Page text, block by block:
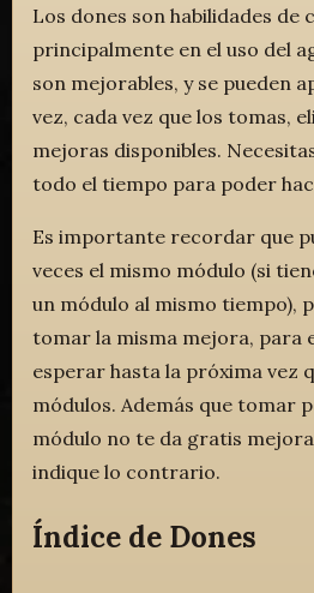
Los dones son habilidades de
principalmente en el uso del
son mejorables, y se pueden
vez, cada vez que los tomas,
mejoras disponibles.
todo el tiempo para poder
Es importante recordar que
veces el mismo módulo (si
un módulo al mismo tiempo),
tomar la misma mejora, para
esperar hasta la próxima vez
módulos. Además que tomar
módulo no te da gratis
indique lo contrario.
Índice de Dones